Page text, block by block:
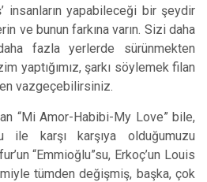
insanların yapabileceği bir şeydir
ve bunun farkına varın. Sizi daha
fazla yerlerde sürünmekten
yaptığımız, şarkı söylemek filan
vazgeçebilirsiniz.
“Mi Amor-Habibi-My Love” bile,
karşı karşıya olduğumuzu
“Emmioğlu”su, Erkoç’un Louis
tümden değişmiş, başka, çok